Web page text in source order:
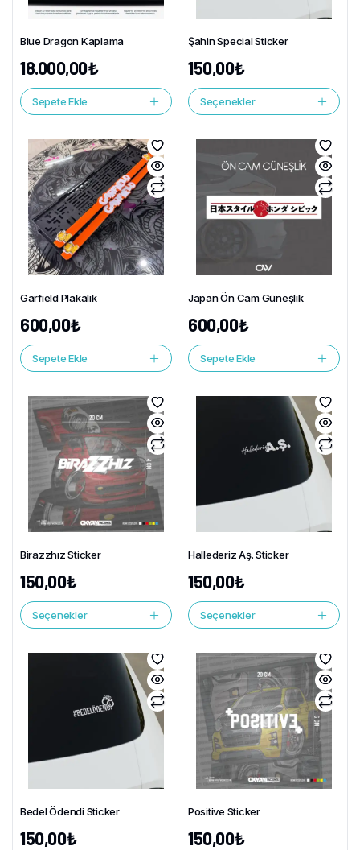
Blue Dragon Kaplama
18.000,00₺
Sepete Ekle
Şahin Special Sticker
150,00₺
Seçenekler
Garfield Plakalık
600,00₺
Sepete Ekle
Japan Ön Cam Güneşlik
600,00₺
Sepete Ekle
Birazzhız Sticker
150,00₺
Seçenekler
Hallederiz Aş. Sticker
150,00₺
Seçenekler
Bedel Ödendi Sticker
150,00₺
Positive Sticker
150,00₺